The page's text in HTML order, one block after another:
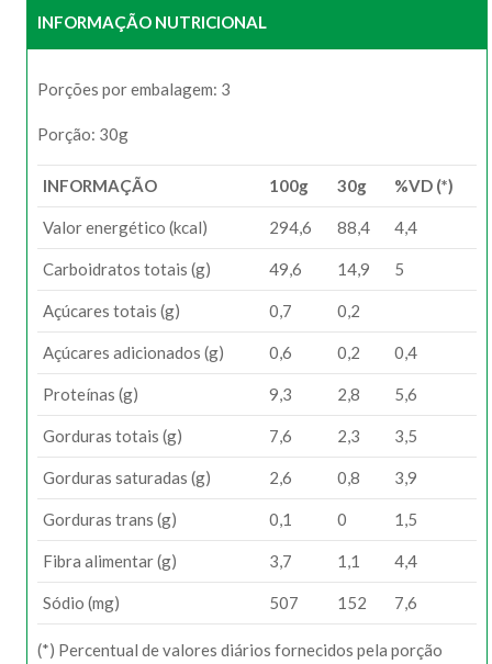
INFORMAÇÃO NUTRICIONAL
Porções por embalagem: 3
Porção: 30g
INFORMAÇÃO 100g 30g %VD (*)
Valor energético (kcal) 294,6 88,4 4,4
Carboidratos totais (g) 49,6 14,9 5
Açúcares totais (g) 0,7 0,2
Açúcares adicionados (g) 0,6 0,2 0,4
Proteínas (g) 9,3 2,8 5,6
Gorduras totais (g) 7,6 2,3 3,5
Gorduras saturadas (g) 2,6 0,8 3,9
Gorduras trans (g) 0,1 0 1,5
Fibra alimentar (g) 3,7 1,1 4,4
Sódio (mg) 507 152 7,6
(*) Percentual de valores diários fornecidos pela porção